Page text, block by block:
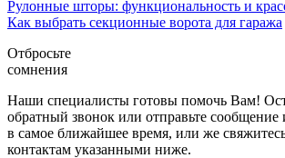
Рулонные шторы: функциональность и
Как выбрать секционные ворота для гаража
Отбросьте
сомнения
Наши специалисты готовы помочь Вам!
обратный звонок или отправьте
в самое ближайшее время, или же
контактам указанными ниже.